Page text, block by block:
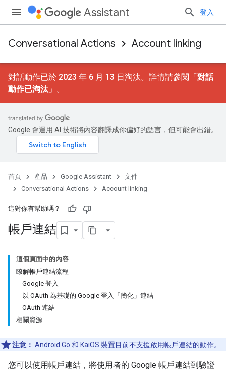
Assistant 登入
Conversational Actions Account linking
對話動作已於 2023 年 6 月 13 日淘汰。詳情請參閱「對話
動作已淘汰 」。
Google 會運用 AI 技術將內容翻譯成你偏好的語言，但可能會出錯。
首頁 產品 Google Assistant
文件
Conversational Actions
Account linking
這對你有幫助嗎？
帳戶連結
這個頁面中的內容
瞭解帳戶連結流程
Google 登入
以 OAuth 為基礎的 Google 登入「簡化」連結
OAuth 連結
相關資源
注意： Android Go 和 KaiOS 裝置目前不支援啟用帳戶連結的動作。
您可以使用帳戶連結，將使用者的 Google 帳戶連結到驗證